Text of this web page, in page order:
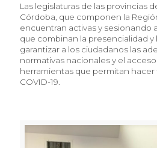
Las legislaturas de las provincias
Córdoba, que componen la
encuentran activas y sesionando
que combinan la presencialidad y
garantizar a los ciudadanos las
normativas nacionales y el
herramientas que permitan hacer
COVID-19.